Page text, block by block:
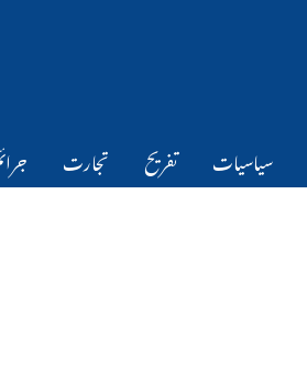
سیاسیات تفریح تجارت